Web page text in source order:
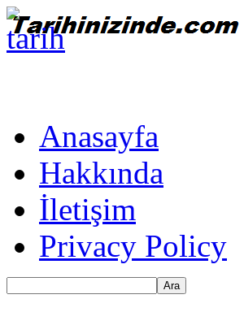
Anasayfa
Hakkında
İletişim
Privacy Policy
Ara